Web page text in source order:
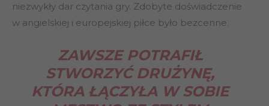
niezwykły dar czytania gry. Zdobyte doświadczenie
w angielskiej i europejskiej piłce było bezcenne.
ZAWSZE POTRAFIŁ
STWORZYĆ DRUŻYNĘ,
KTÓRA ŁĄCZYŁA W SOBIE